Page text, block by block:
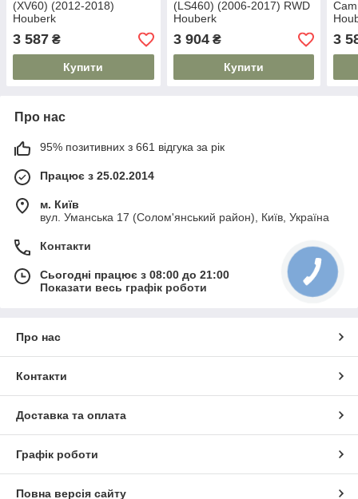
(XV60) (2012-2018)
Houberk
3 587 ₴
Купити
(LS460) (2006-2017) RWD
Houberk
3 904₴
Купити
3
Про нас
95% позитивних з 661 відгука за рік
Працює з 25.02.2014
м. Київ
вул. Уманська 17 (Солом'янський район), Київ, Україна
Контакти
Сьогодні працює з 08:00 до 21:00
Показати весь графік роботи
Про нас
Контакти
Доставка та оплата
Графік роботи
Повна версія сайту